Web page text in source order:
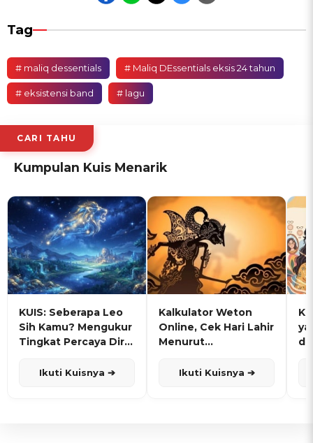
Tag
# maliq dessentials # Maliq DEssentials eksis 24 tahun
# eksistensi band # lagu
CARI TAHU
Kumpulan Kuis Menarik
KUIS: Seberapa Leo
Sih Kamu? Mengukur
Tingkat Percaya Diri
Ikuti Kuisnya ➔
Kalkulator Weton
Online, Cek Hari Lahir
Menurut
Ikuti Kuisnya ➔